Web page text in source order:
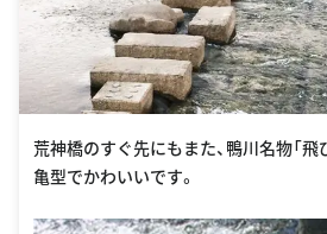
荒神橋のすぐ先にもまた、鴨川名物「飛
亀型でかわいいです。